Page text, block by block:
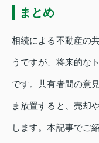
まとめ
相続による不動産の
うですが、将来的な
です。共有者間の意
ま放置すると、売却
します。本記事でご